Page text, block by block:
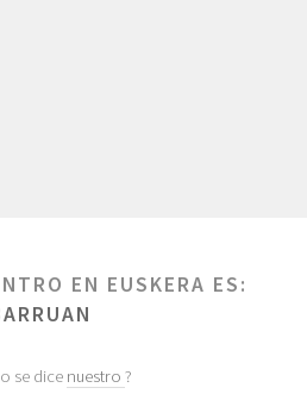
EN EUSKERA ES:
se dice nuestro ?